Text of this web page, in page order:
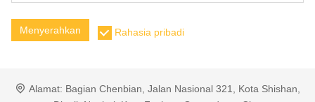
Menyerahkan Rahasia pribadi
Alamat: Bagian Chenbian, Jalan Nasional 321, Kota Shishan,